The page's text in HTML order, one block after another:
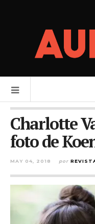
Charlotte
foto de
MAY 04, 2018 por